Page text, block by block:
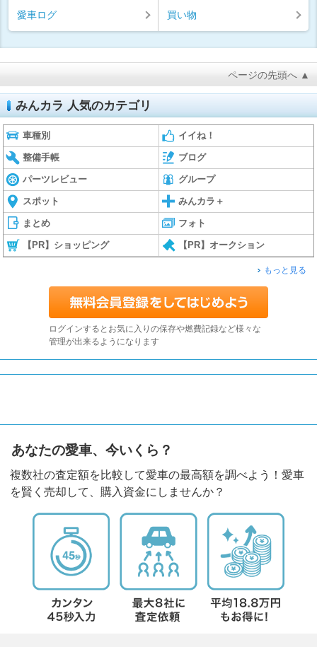
愛車ログ 買い物
ページの先頭へ ▲
みんカラ 人気のカテゴリ
車種別 イイね！
整備手帳 ブログ
パーツレビュー グループ
スポット みんカラ＋
まとめ フォト
【PR】ショッピング 【PR】オークション
もっと見る
ログインするとお気に入りの保存や燃費記録など様々な
管理が出来るようになります
あなたの愛車、今いくら？
複数社の査定額を比較して愛車の最高額を調べよう！愛車
を賢く売却して、購入資金にしませんか？